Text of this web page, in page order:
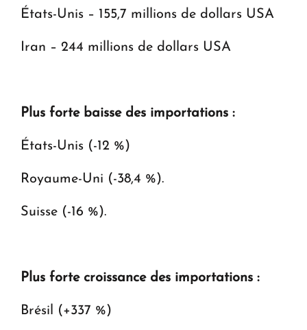
États-Unis – 155,7 millions de dollars USA
Iran – 244 millions de dollars USA
Plus forte baisse des importations :
États-Unis (-12 %)
Royaume-Uni (-38,4 %).
Suisse (-16 %).
Plus forte croissance des importations :
Brésil (+337 %)